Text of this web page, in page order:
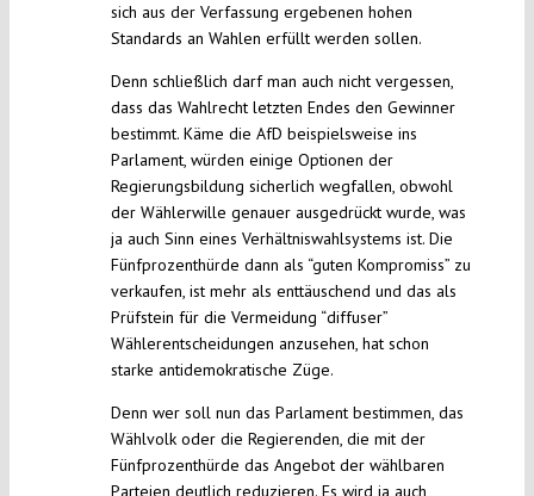
sich aus der Verfassung ergebenen hohen
Standards an Wahlen erfüllt werden sollen.
Denn schließlich darf man auch nicht vergessen,
dass das Wahlrecht letzten Endes den Gewinner
bestimmt. Käme die AfD beispielsweise ins
Parlament, würden einige Optionen der
Regierungsbildung sicherlich wegfallen, obwohl
der Wählerwille genauer ausgedrückt wurde, was
ja auch Sinn eines Verhältniswahlsystems ist. Die
Fünfprozenthürde dann als “guten Kompromiss” zu
verkaufen, ist mehr als enttäuschend und das als
Prüfstein für die Vermeidung “diffuser”
Wählerentscheidungen anzusehen, hat schon
starke antidemokratische Züge.
Denn wer soll nun das Parlament bestimmen, das
Wählvolk oder die Regierenden, die mit der
Fünfprozenthürde das Angebot der wählbaren
Parteien deutlich reduzieren. Es wird ja auch